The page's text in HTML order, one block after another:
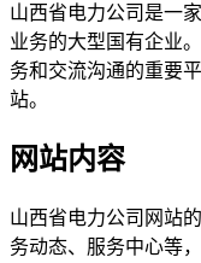
山西省电力公司是一
业务的大型国有企业
务和交流沟通的重要
站。
网站内容
山西省电力公司网站
务动态、服务中心等